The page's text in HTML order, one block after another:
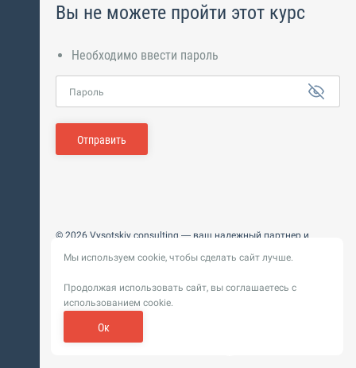
Вы не можете пройти этот курс
Необходимо ввести пароль
Пароль
Отправить
© 2026 Vysotskiy consulting — ваш надежный партнер и
Цифровизация, BIM, ИИ. Внедряем и оптимизируем
Пользовательское
соглашение
Политика обработки персональных
данных
Разработка сайта —
Мы используем cookie, чтобы сделать сайт лучше.
Продолжая использовать сайт, вы соглашаетесь с
использованием cookie.
Ок